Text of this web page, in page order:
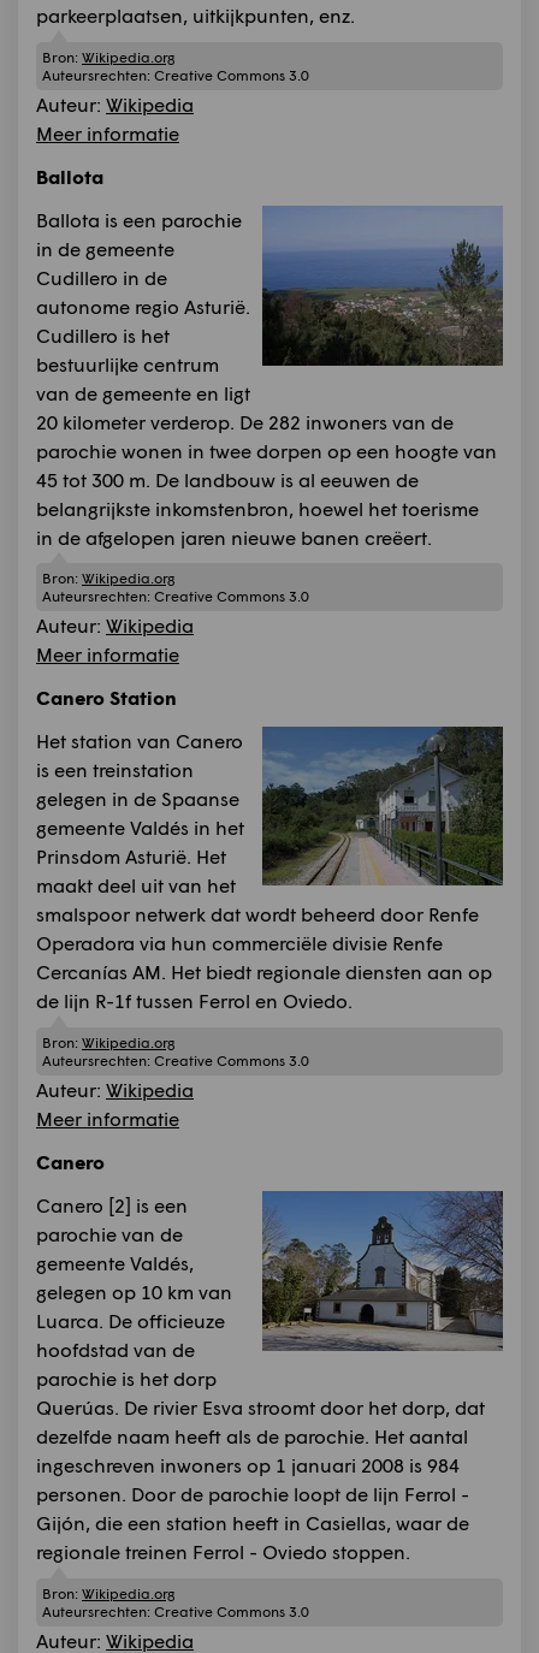
parkeerplaatsen, uitkijkpunten, enz.
Bron: Wikipedia.org
Auteursrechten: Creative Commons 3.0
Auteur: Wikipedia
Meer informatie
Ballota
Ballota is een parochie
in de gemeente
Cudillero in de
autonome regio Asturië.
Cudillero is het
bestuurlijke centrum
van de gemeente en ligt
20 kilometer verderop. De 282 inwoners van de
parochie wonen in twee dorpen op een hoogte van
45 tot 300 m. De landbouw is al eeuwen de
belangrijkste inkomstenbron, hoewel het toerisme
in de afgelopen jaren nieuwe banen creëert.
Bron: Wikipedia.org
Auteursrechten: Creative Commons 3.0
Auteur: Wikipedia
Meer informatie
Canero Station
Het station van Canero
is een treinstation
gelegen in de Spaanse
gemeente Valdés in het
Prinsdom Asturië. Het
maakt deel uit van het
smalspoor netwerk dat wordt beheerd door Renfe
Operadora via hun commerciële divisie Renfe
Cercanías AM. Het biedt regionale diensten aan op
de lijn R-1f tussen Ferrol en Oviedo.
Bron: Wikipedia.org
Auteursrechten: Creative Commons 3.0
Auteur: Wikipedia
Meer informatie
Canero
Canero [2]​ is een
parochie van de
gemeente Valdés,
gelegen op 10 km van
Luarca. De officieuze
hoofdstad van de
parochie is het dorp
Querúas. De rivier Esva stroomt door het dorp, dat
dezelfde naam heeft als de parochie. Het aantal
ingeschreven inwoners op 1 januari 2008 is 984
personen. Door de parochie loopt de lijn Ferrol -
Gijón, die een station heeft in Casiellas, waar de
regionale treinen Ferrol - Oviedo stoppen.
Bron: Wikipedia.org
Auteursrechten: Creative Commons 3.0
Auteur: Wikipedia